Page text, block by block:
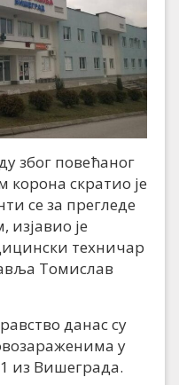
због повећаног
корона скратио је
се за прегледе
изјавио је
техничар
Томислав
данас су
у
из Вишеграда.